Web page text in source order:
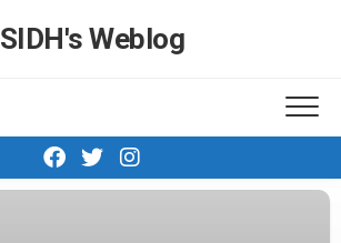
SIDH′s Weblog